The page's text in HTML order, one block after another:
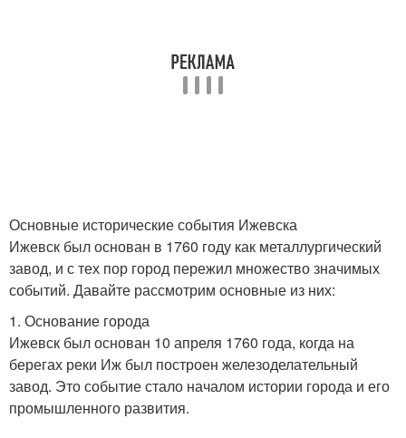
Основные исторические события Ижевска
Ижевск был основан в 1760 году как металлургический
завод, и с тех пор город пережил множество значимых
событий. Давайте рассмотрим основные из них:
1. Основание города
Ижевск был основан 10 апреля 1760 года, когда на
берегах реки Иж был построен железоделательный
завод. Это событие стало началом истории города и его
промышленного развития.